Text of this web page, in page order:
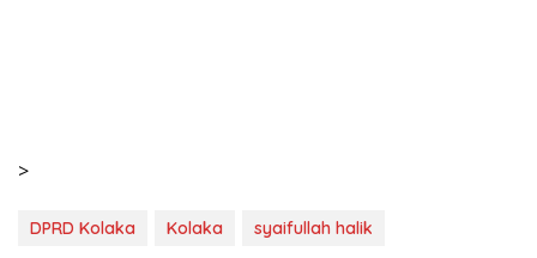
>
DPRD Kolaka Kolaka syaifullah halik